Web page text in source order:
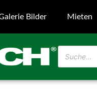
Bilder Mieten